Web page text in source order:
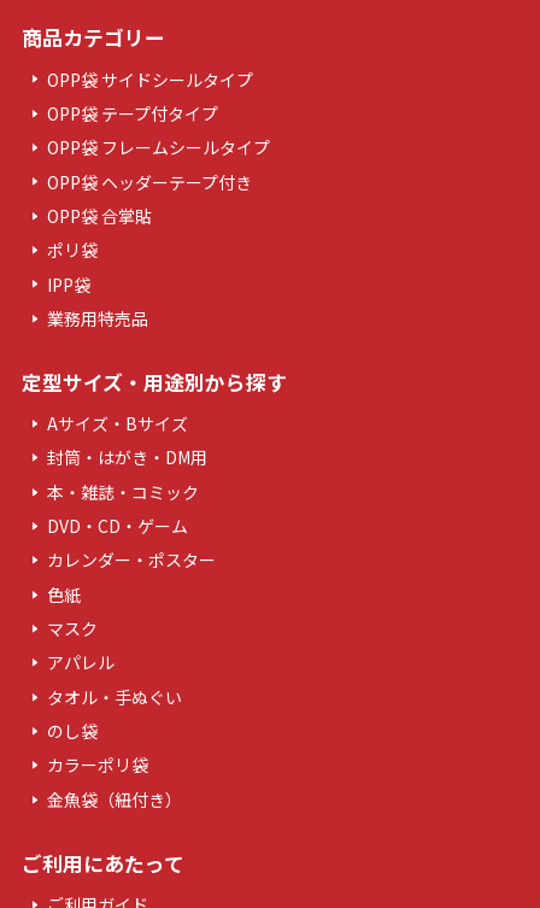
商品カテゴリー
OPP袋 サイドシールタイプ
OPP袋 テープ付タイプ
OPP袋 フレームシールタイプ
OPP袋 ヘッダーテープ付き
OPP袋 合掌貼
ポリ袋
IPP袋
業務用特売品
定型サイズ・用途別から探す
Aサイズ・Bサイズ
封筒・はがき・DM用
本・雑誌・コミック
DVD・CD・ゲーム
カレンダー・ポスター
色紙
マスク
アパレル
タオル・手ぬぐい
のし袋
カラーポリ袋
金魚袋（紐付き）
ご利用にあたって